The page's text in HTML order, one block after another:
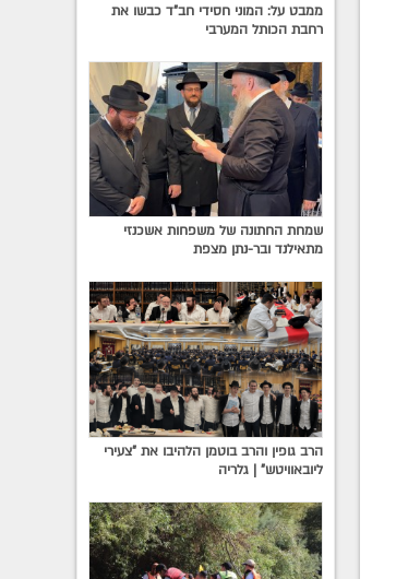
ממבט על: המוני חסידי חב"ד כבשו את
רחבת הכותל המערבי
שמחת החתונה של משפחות אשכנזי
מתאילנד ובר-נתן מצפת
הרב גופין והרב בוטמן הלהיבו את "צעירי
ליובאוויטש" | גלריה